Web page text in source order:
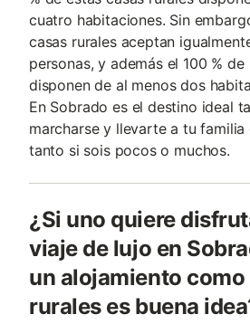
cuatro habitaciones. Sin
casas rurales aceptan
personas, y además el 100 %
disponen de al menos dos
En Sobrado es el destino ideal
marcharse y llevarte a tu familia
tanto si sois pocos o muchos.
¿Si uno quiere
viaje de lujo en
un alojamiento como
rurales es buena